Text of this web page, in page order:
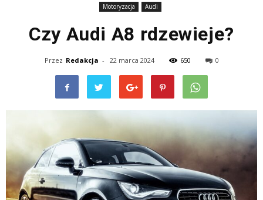
Motoryzacja Audi
Czy Audi A8 rdzewieje?
Przez Redakcja - 22 marca 2024 650 0